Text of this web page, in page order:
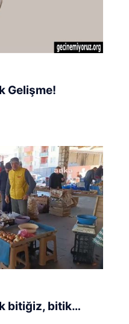
Gelişme!
bitiğiz, bitik…